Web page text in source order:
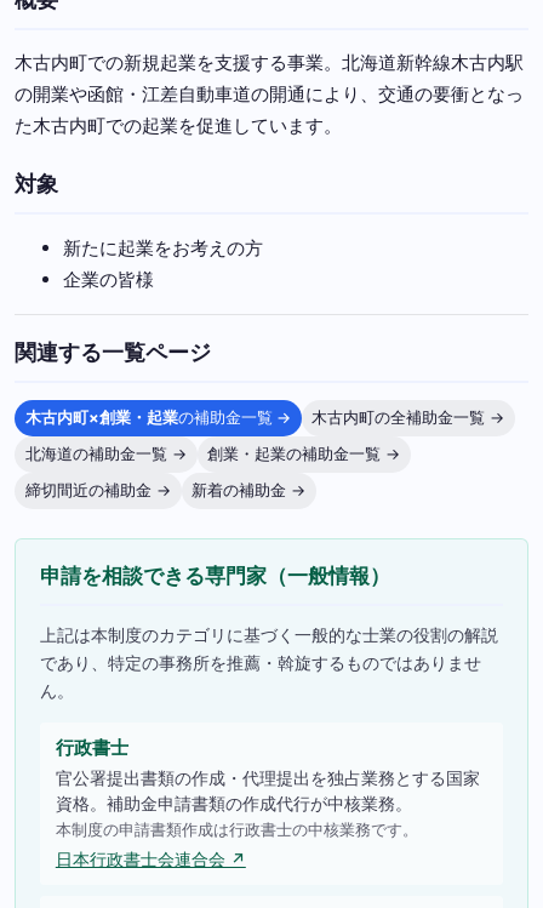
木古内町での新規起業を支援する事業。北海道新幹線木古内駅
の開業や函館・江差自動車道の開通により、交通の要衝となっ
た木古内町での起業を促進しています。
対象
新たに起業をお考えの方
企業の皆様
関連する一覧ページ
木古内町×創業・起業の補助金一覧 →
木古内町の全補助金一覧 →
北海道の補助金一覧 →
創業・起業の補助金一覧 →
締切間近の補助金 →
新着の補助金 →
申請を相談できる専門家（一般情報）
上記は本制度のカテゴリに基づく一般的な士業の役割の解説
であり、特定の事務所を推薦・斡旋するものではありませ
ん。
行政書士
官公署提出書類の作成・代理提出を独占業務とする国家
資格。補助金申請書類の作成代行が中核業務。
本制度の申請書類作成は行政書士の中核業務です。
日本行政書士会連合会 ↗